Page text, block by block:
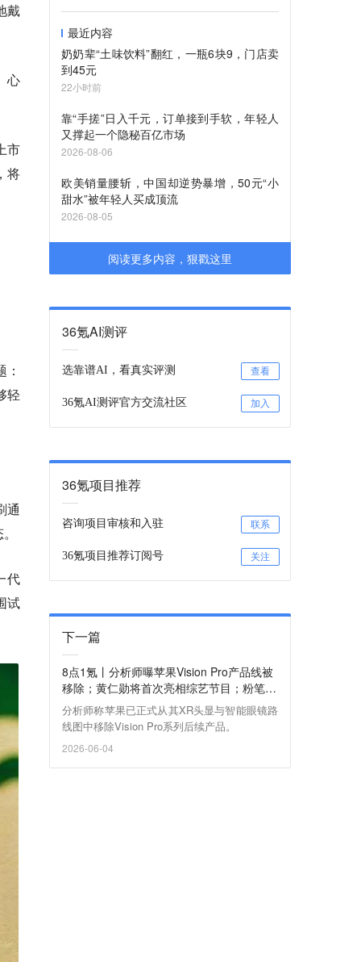
戴
心
市
将
轻
通
代
试
最近内容
奶奶辈“土味饮料”翻红，一瓶6块9，门店卖
到45元
22小时前
靠“手搓”日入千元，订单接到手软，年轻人
又撑起一个隐秘百亿市场
2026-08-06
欧美销量腰斩，中国却逆势暴增，50元“小
甜水”被年轻人买成顶流
2026-08-05
阅读更多内容，狠戳这里
36氪AI测评
选靠谱AI，看真实评测 查看
36氪AI测评官方交流社区 加入
36氪项目推荐
咨询项目审核和入驻 联系
36氪项目推荐订阅号 关注
下一篇
8点1氪丨分析师曝苹果Vision Pro产品线被
移除；黄仁勋将首次亮相综艺节目；粉笔C
EO就骂人大学生“活该找不到工作”道歉
分析师称苹果已正式从其XR头显与智能眼镜路
线图中移除Vision Pro系列后续产品。
2026-06-04